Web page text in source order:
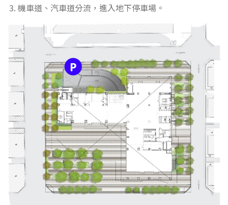
機車道、汽車道分流，進入地下停車場。